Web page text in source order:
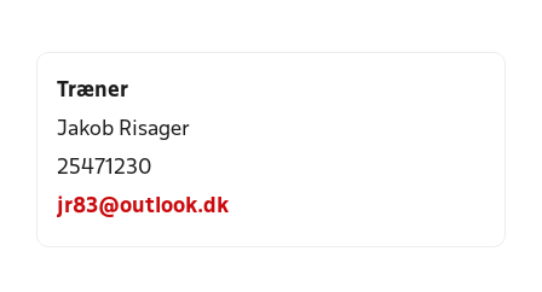
Træner
Jakob Risager
25471230
jr83@outlook.dk